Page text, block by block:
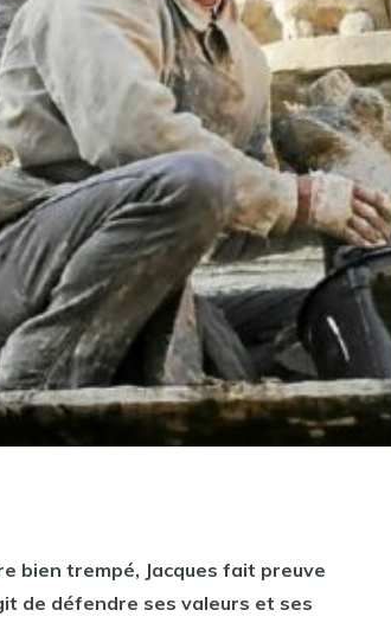
bien trempé, Jacques fait preuve
de défendre ses valeurs et ses